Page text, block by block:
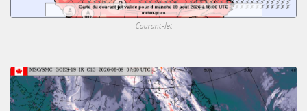
Courant-Jet